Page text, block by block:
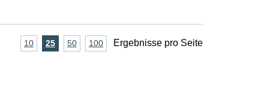
A
10Ergebnisse
25Ergebnisse
50Ergebnisse
100Ergebnisse
Ergebnisse pro Seite